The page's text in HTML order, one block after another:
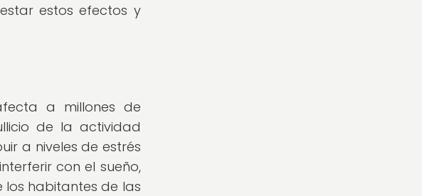
estos efectos y
a millones de
de la actividad
a niveles de estrés
con el sueño,
habitantes de las